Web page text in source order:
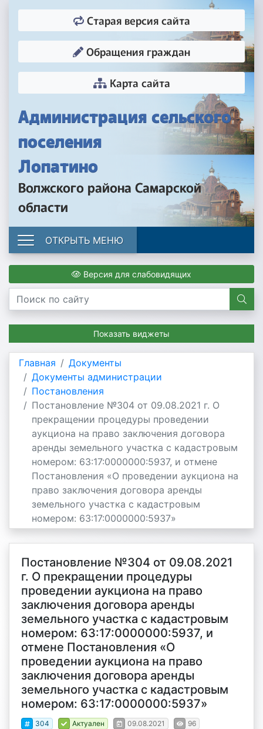
Администрация сельского
поселения
Лопатино
Волжского района Самарской
области
Старая версия сайта
Обращения граждан
Карта сайта
ОТКРЫТЬ МЕНЮ
Версия для слабовидящих
Показать виджеты
Главная
Документы
Документы администрации
Постановления
Постановление №304 от 09.08.2021 г. О
прекращении процедуры проведении
аукциона на право заключения договора
аренды земельного участка с кадастровым
номером: 63:17:0000000:5937, и отмене
Постановления «О проведении аукциона на
право заключения договора аренды
земельного участка с кадастровым
номером: 63:17:0000000:5937»
Постановление №304 от 09.08.2021
г. О прекращении процедуры
проведении аукциона на право
заключения договора аренды
земельного участка с кадастровым
номером: 63:17:0000000:5937, и
отмене Постановления «О
проведении аукциона на право
заключения договора аренды
земельного участка с кадастровым
номером: 63:17:0000000:5937»
304 Актуален 09.08.2021 96